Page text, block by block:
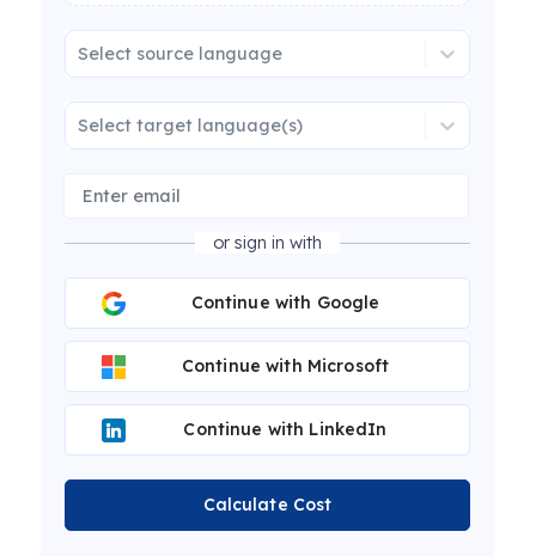
Select source language
Select target language(s)
or sign in with
Continue with Google
Continue with Microsoft
Continue with LinkedIn
Calculate Cost